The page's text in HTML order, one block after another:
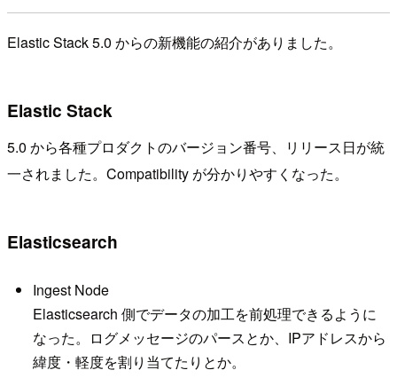
Elastic Stack 5.0 からの新機能の紹介がありました。
Elastic Stack
5.0 から各種プロダクトのバージョン番号、リリース日が統
一されました。Compatibility が分かりやすくなった。
Elasticsearch
Ingest Node
Elasticsearch 側でデータの加工を前処理できるように
なった。ログメッセージのパースとか、IPアドレスから
緯度・軽度を割り当てたりとか。